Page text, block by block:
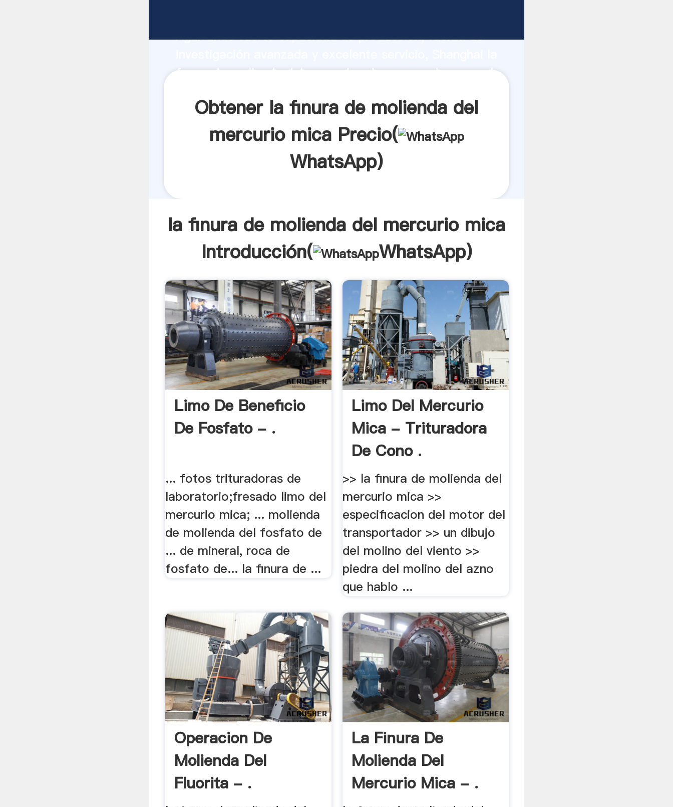
Agarrando fuerte capacidad de producción, fuerza de
finura de molienda del mercurio mica proveedor crea el
Obtener la finura de molienda del
mercurio mica Precio(
WhatsApp)
la finura de molienda del mercurio mica
Introducción(
WhatsApp)
Limo De Beneficio
De Fosfato - .
... fotos trituradoras de
laboratorio;fresado limo del
mercurio mica; ... molienda
de molienda del fosfato de
... de mineral, roca de
fosfato de... la finura de ...
Limo Del Mercurio
Mica - Trituradora
De Cono .
>> la finura de molienda del
mercurio mica >>
especificacion del motor del
transportador >> un dibujo
del molino del viento >>
piedra del molino del azno
que hablo ...
Operacion De
Molienda Del
Fluorita - .
La Finura De
Molienda Del
Mercurio Mica - .